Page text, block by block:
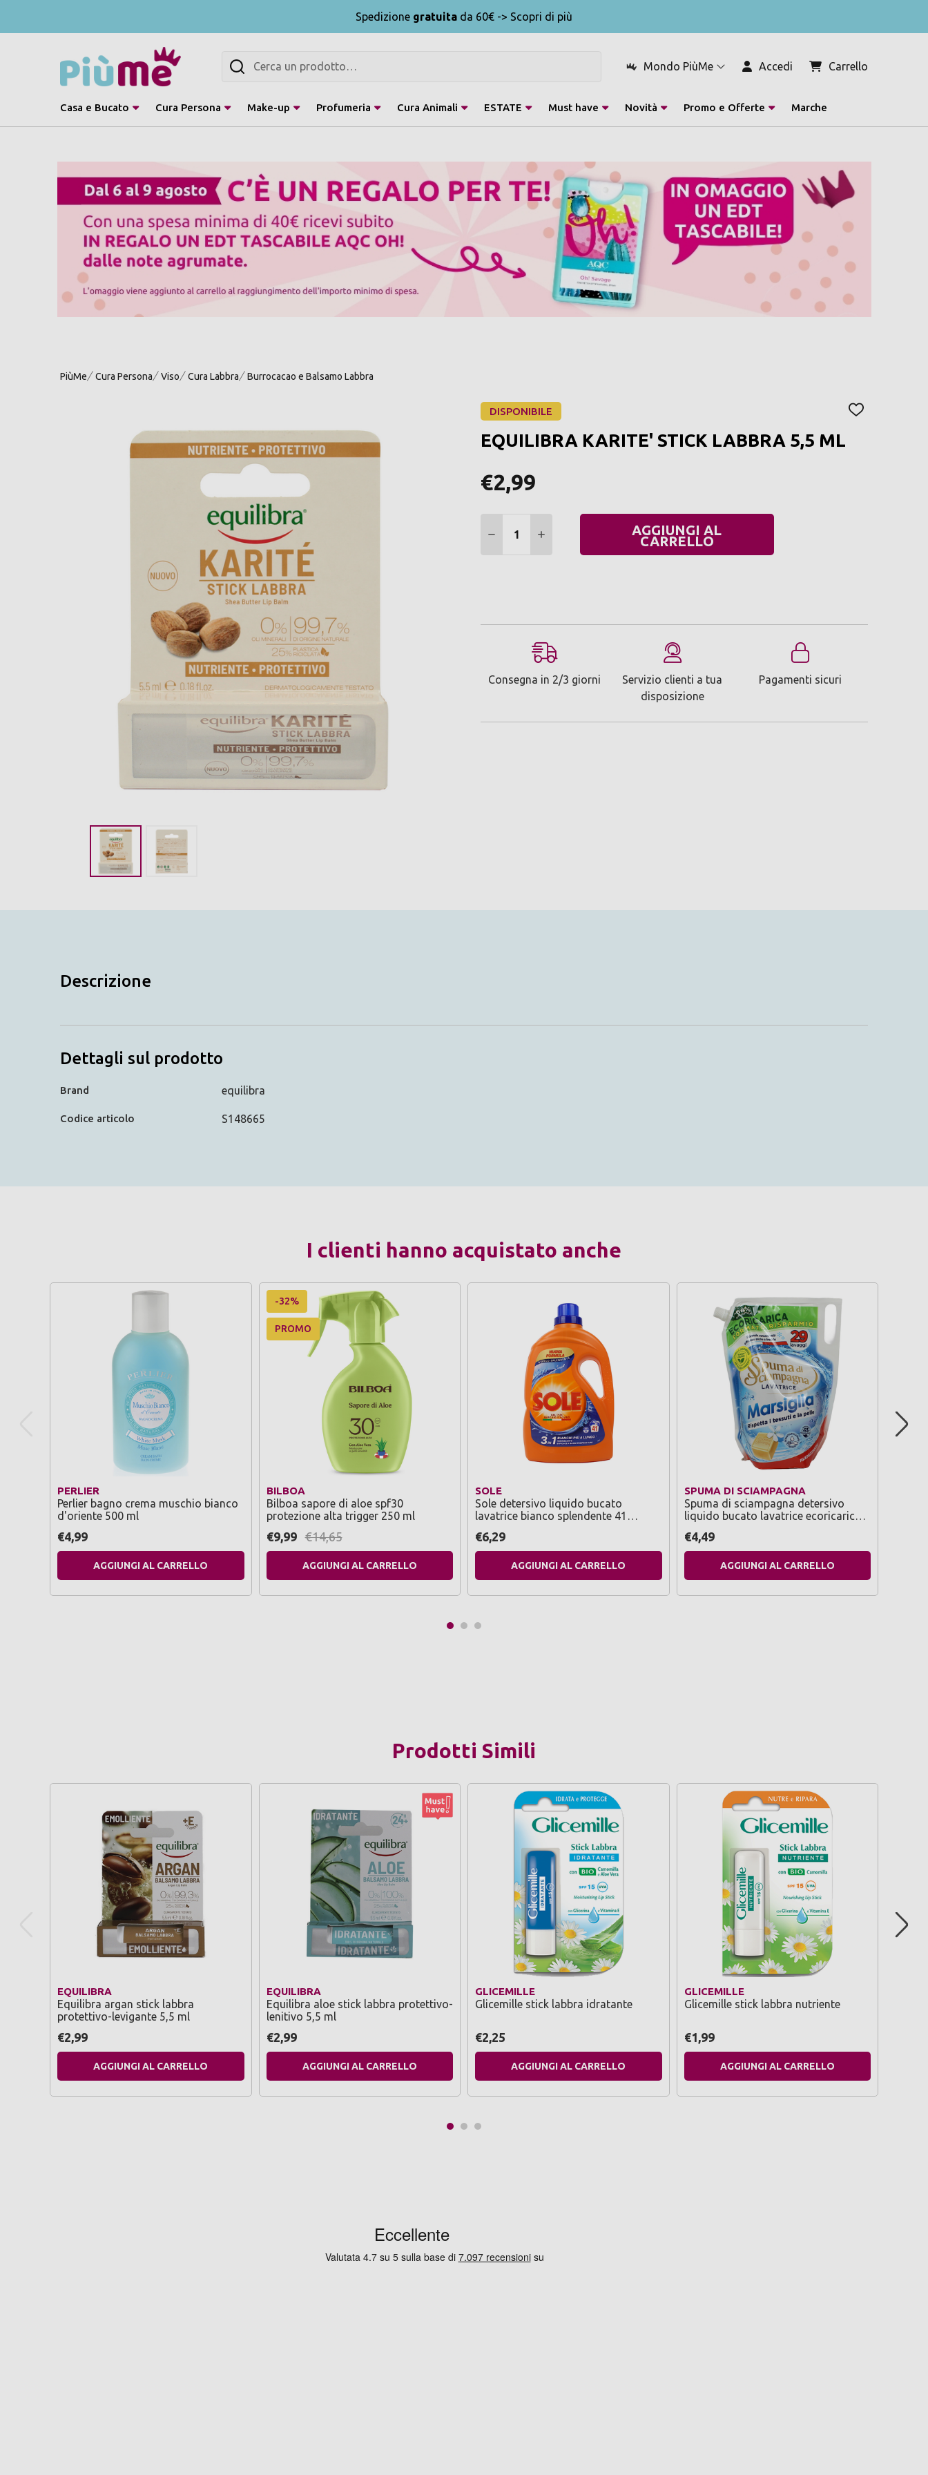
Spedizione gratuita da 60€ -> Scopri di più
Mondo PiùMe Accedi Carrello
Cerca
Casa e Bucato Cura Persona Make-up Profumeria Cura Animali ESTATE Must have Novità Promo e Offerte Marche
PiùMe Cura Persona Viso Cura Labbra Burrocacao e Balsamo Labbra
DISPONIBILE
AGGIUNGI
EQUILIBRA KARITE' STICK LABBRA 5,5 ML
€2,99
DIMINUIRE QUANTITÀ:
AUMENTARE QUANTITÀ:AGGIUNGI AL
CARRELLO
Consegna in 2/3 giorni
Servizio clienti a tua
disposizione
Pagamenti sicuri
Descrizione
Dettagli sul prodotto
Brand equilibra
Codice articolo S148665
I clienti hanno acquistato anche
PERLIER
Perlier bagno crema muschio bianco
d'oriente 500 ml
€4,99
AGGIUNGI AL CARRELLO
-32%
PROMO
BILBOA
Bilboa sapore di aloe spf30
protezione alta trigger 250 ml
€9,99 €14,65
AGGIUNGI AL CARRELLO
SOLE
Sole detersivo liquido bucato
lavatrice bianco splendente 41
€6,29
AGGIUNGI AL CARRELLO
SPUMA DI SCIAMPAGNA
Spuma di sciampagna detersivo
liquido bucato lavatrice ecoricarica
lavaggi
€4,49
AGGIUNGI AL CARRELLO
Prodotti Simili
EQUILIBRA
Equilibra argan stick labbra
protettivo-levigante 5,5 ml
€2,99
AGGIUNGI AL CARRELLO
EQUILIBRA
Equilibra aloe stick labbra protettivo-
lenitivo 5,5 ml
€2,99
AGGIUNGI AL CARRELLO
GLICEMILLE
Glicemille stick labbra idratante
€2,25
AGGIUNGI AL CARRELLO
GLICEMILLE
Glicemille stick labbra nutriente
€1,99
AGGIUNGI AL CARRELLO